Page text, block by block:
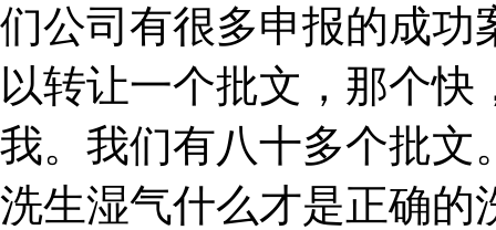
们公司有很多申报的成功
以转让一个批文，那个
我。我们有八十多个批文
洗生湿气什么才是正确的